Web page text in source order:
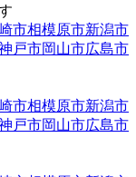
市相模原市新潟市
戸市岡山市広島市
市相模原市新潟市
戸市岡山市広島市